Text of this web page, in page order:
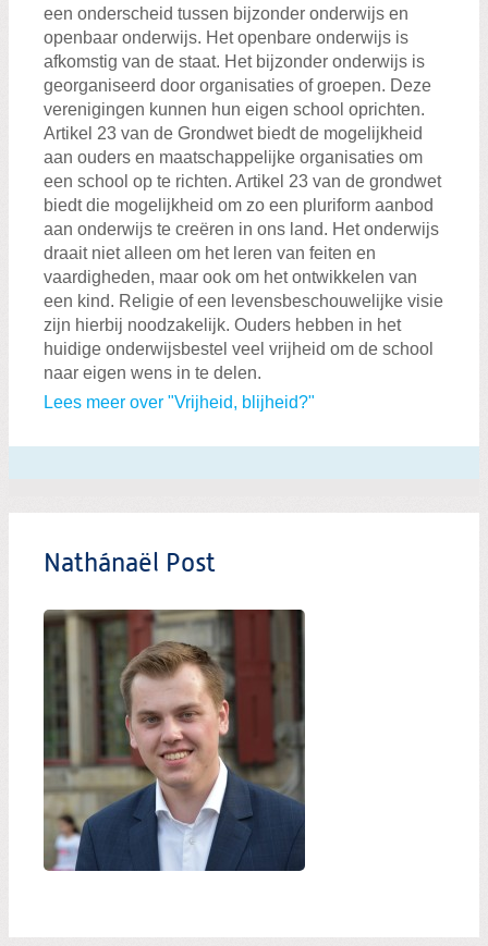
een onderscheid tussen bijzonder onderwijs en
openbaar onderwijs. Het openbare onderwijs is
afkomstig van de staat. Het bijzonder onderwijs is
georganiseerd door organisaties of groepen. Deze
verenigingen kunnen hun eigen school oprichten.
Artikel 23 van de Grondwet biedt de mogelijkheid
aan ouders en maatschappelijke organisaties om
een school op te richten. Artikel 23 van de grondwet
biedt die mogelijkheid om zo een pluriform aanbod
aan onderwijs te creëren in ons land. Het onderwijs
draait niet alleen om het leren van feiten en
vaardigheden, maar ook om het ontwikkelen van
een kind. Religie of een levensbeschouwelijke visie
zijn hierbij noodzakelijk. Ouders hebben in het
huidige onderwijsbestel veel vrijheid om de school
naar eigen wens in te delen.
Lees meer over "Vrijheid, blijheid?"
Nathánaël Post